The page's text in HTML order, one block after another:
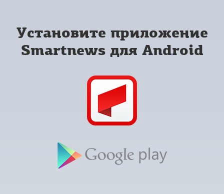
Установите приложение
Smartnews для Android